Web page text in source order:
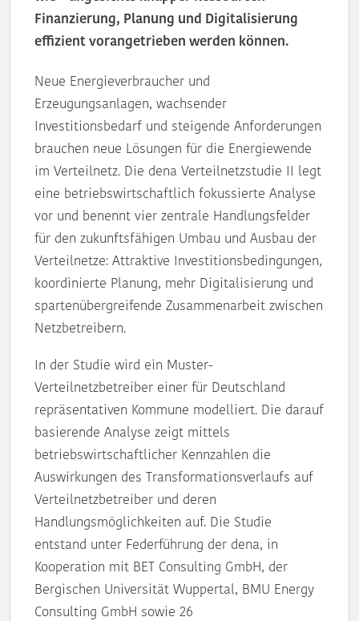
Finanzierung, Planung und Digitalisierung
effizient vorangetrieben werden können.
Neue Energieverbraucher und
Erzeugungsanlagen, wachsender
Investitionsbedarf und steigende Anforderungen
brauchen neue Lösungen für die Energiewende
im Verteilnetz. Die dena Verteilnetzstudie II legt
eine betriebswirtschaftlich fokussierte Analyse
vor und benennt vier zentrale Handlungsfelder
für den zukunftsfähigen Umbau und Ausbau der
Verteilnetze: Attraktive Investitionsbedingungen,
koordinierte Planung, mehr Digitalisierung und
spartenübergreifende Zusammenarbeit zwischen
Netzbetreibern.
In der Studie wird ein Muster-
Verteilnetzbetreiber einer für Deutschland
repräsentativen Kommune modelliert. Die darauf
basierende Analyse zeigt mittels
betriebswirtschaftlicher Kennzahlen die
Auswirkungen des Transformationsverlaufs auf
Verteilnetzbetreiber und deren
Handlungsmöglichkeiten auf. Die Studie
entstand unter Federführung der dena, in
Kooperation mit BET Consulting GmbH, der
Bergischen Universität Wuppertal, BMU Energy
Consulting GmbH sowie 26